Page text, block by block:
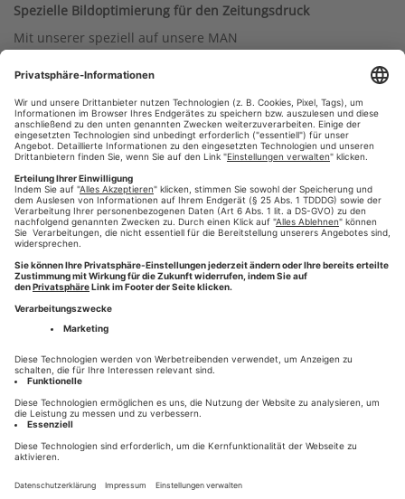
Spezielle Bildoptimierung für den Zeitungsdruck
Mit unserer speziell auf unsere MAN
Zeitungsdruckmaschinen angepassten Software, optimieren
wir Ihnen Ihre Daten, um optimale Ergebnisse auf unseren
Dabei analysiert die Software jedes einzelne Bild – ob nun als
einzelne Bilddatei übermittelt, oder die Bilder in der finalen
Druck-PDF Ihres Projektes.
Weiterlesen
#WDDZ,#wir-drucken-deine-zeitung,#elpical,
#bildoptimierung,#zeitungsdruck,#presse-druck
augsburg
HILFE